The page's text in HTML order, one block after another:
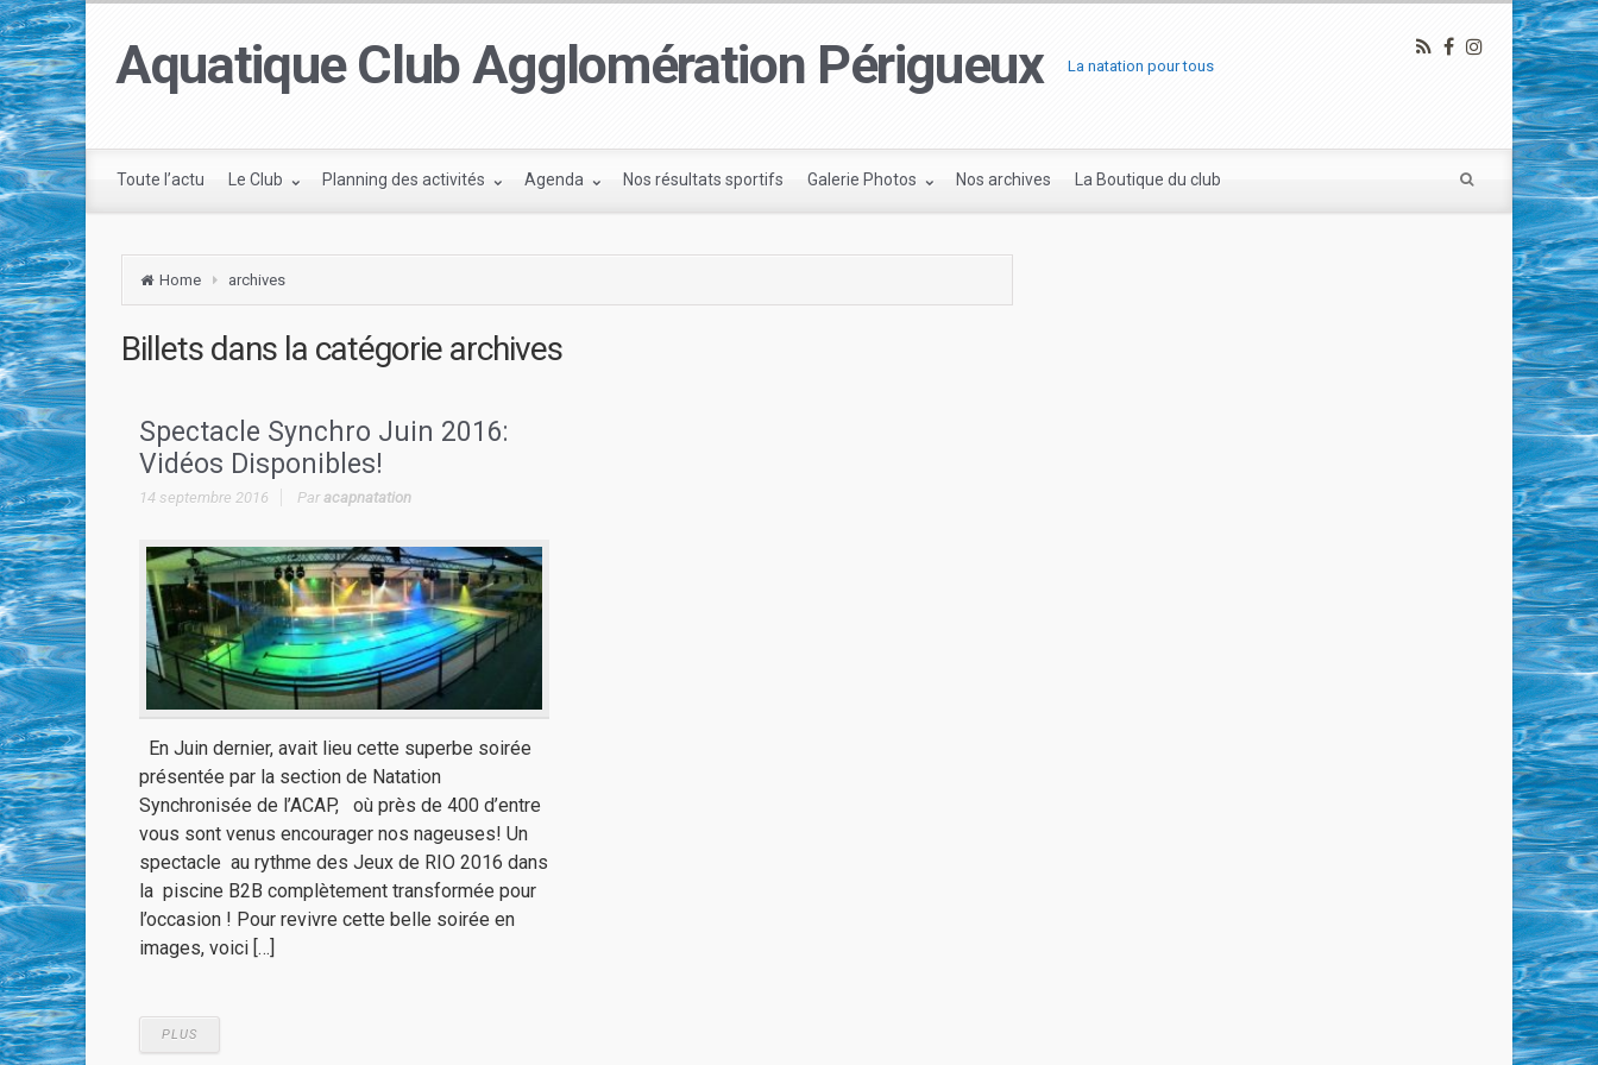
Aquatique Club Agglomération Périgueux La natation pour tous
Toute l’actu Le Club Planning des activités Agenda Nos résultats sportifs Galerie Photos Nos archives La Boutique du club
Home archives
Billets dans la catégorie archives
Spectacle Synchro Juin 2016:
Vidéos Disponibles!
14 septembre 2016 Paracapnatation
En Juin dernier, avait lieu cette superbe soirée
présentée par la section de Natation
Synchronisée de l’ACAP, où près de 400 d’entre
vous sont venus encourager nos nageuses! Un
spectacle au rythme des Jeux de RIO 2016 dans
la piscine B2B complètement transformée pour
l’occasion ! Pour revivre cette belle soirée en
images, voici […]
PLUS